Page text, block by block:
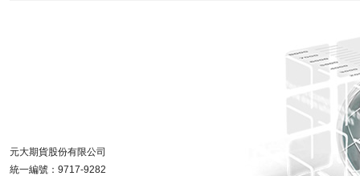
元大期貨股份有限公司
統一編號：9717-9282